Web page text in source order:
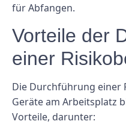
für Abfangen.
Vorteile der
einer
Die Durchführung einer
Geräte am Arbeitsplatz
Vorteile, darunter: